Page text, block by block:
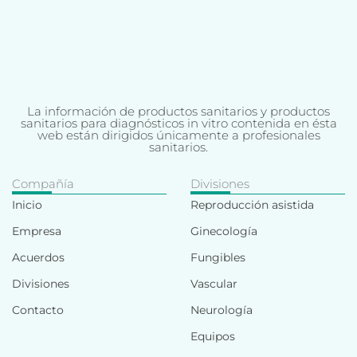
La información de productos sanitarios y productos
sanitarios para diagnósticos in vitro contenida en ésta
web están dirigidos únicamente a profesionales
sanitarios.
Compañía
Inicio
Empresa
Acuerdos
Divisiones
Contacto
Divisiones
Reproducción asistida
Ginecología
Fungibles
Vascular
Neurología
Equipos